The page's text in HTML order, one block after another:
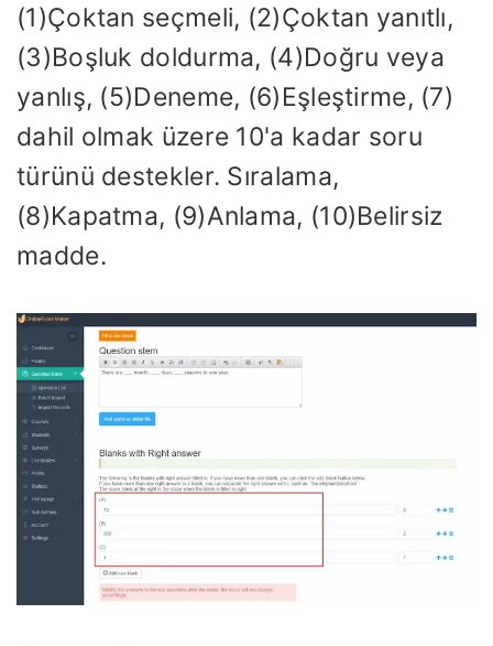
(1)Çoktan seçmeli, (2)Çoktan yanıtlı,
(3)Boşluk doldurma, (4)Doğru veya
yanlış, (5)Deneme, (6)Eşleştirme, (7)
dahil olmak üzere 10'a kadar soru
türünü destekler. Sıralama,
(8)Kapatma, (9)Anlama, (10)Belirsiz
madde.